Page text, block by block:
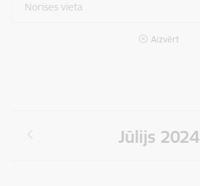
Norises vieta
Aizvērt
Jūlijs 2024